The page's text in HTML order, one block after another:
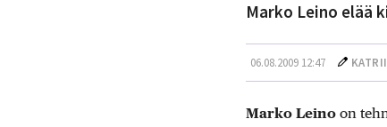
Marko Leino elää
06.08.2009 12:47
Marko Leinoon